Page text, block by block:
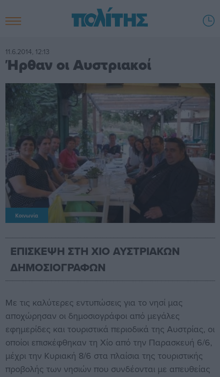
11.6.2014, 12:13
Ήρθαν οι Αυστριακοί
Κοινωνία
ΕΠΙΣΚΕΨΗ ΣΤΗ ΧΙΟ ΑΥΣΤΡΙΑΚΩΝ
ΔΗΜΟΣΙΟΓΡΑΦΩΝ
Με τις καλύτερες εντυπώσεις για το νησί μας
αποχώρησαν οι δημοσιογράφοι από μεγάλες
εφημερίδες και τουριστικά περιοδικά της Αυστρίας, οι
οποίοι επισκέφθηκαν τη Χίο από την Παρασκευή 6/6,
μέχρι την Κυριακή 8/6 στα πλαίσια της τουριστικής
προβολής των νησιών που συνδέονται με απευθείας